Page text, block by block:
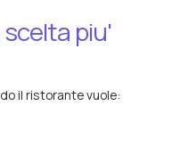
scelta piu'
il ristorante vuole: